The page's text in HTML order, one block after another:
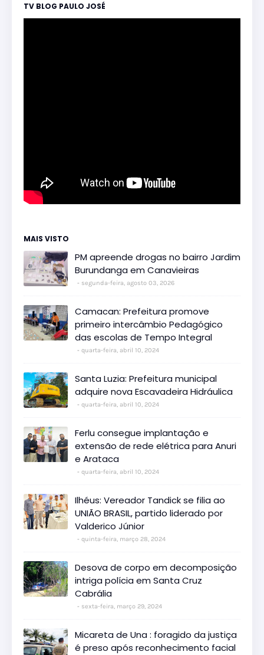
TV BLOG PAULO JOSÉ
MAIS VISTO
PM apreende drogas no bairro Jardim
Burundanga em Canavieiras
segunda-feira, agosto 03, 2026
Camacan: Prefeitura promove
primeiro intercâmbio Pedagógico
das escolas de Tempo Integral
quarta-feira, abril 10, 2024
Santa Luzia: Prefeitura municipal
adquire nova Escavadeira Hidráulica
quarta-feira, abril 10, 2024
Ferlu consegue implantação e
extensão de rede elétrica para Anuri
e Arataca
quarta-feira, abril 10, 2024
Ilhéus: Vereador Tandick se filia ao
UNIÃO BRASIL, partido liderado por
Valderico Júnior
quinta-feira, março 28, 2024
Desova de corpo em decomposição
intriga polícia em Santa Cruz
Cabrália
sexta-feira, março 29, 2024
Micareta de Una : foragido da justiça
é preso após reconhecimento facial